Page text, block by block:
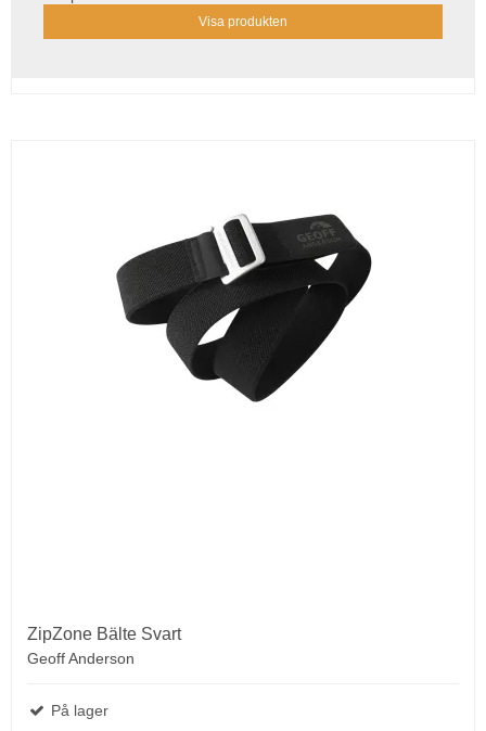
Visa produkten
ZipZone Bälte Svart
Geoff Anderson
På lager